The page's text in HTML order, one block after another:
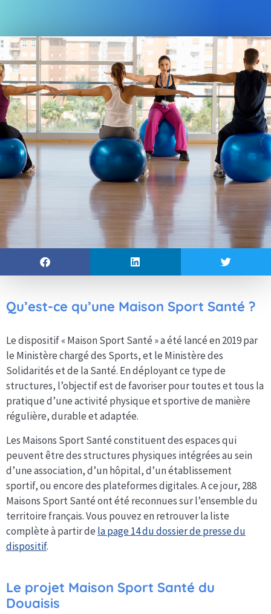
Qu’est-ce qu’une Maison Sport Santé ?
Le dispositif « Maison Sport Santé » a été lancé en 2019 par
le Ministère chargé des Sports, et le Ministère des
Solidarités et de la Santé. En déployant ce type de
structures, l’objectif est de favoriser pour toutes et tous la
pratique d’une activité physique et sportive de manière
régulière, durable et adaptée.
Les Maisons Sport Santé constituent des espaces qui
peuvent être des structures physiques intégrées au sein
d’une association, d’un hôpital, d’un établissement
sportif, ou encore des plateformes digitales. A ce jour, 288
Maisons Sport Santé ont été reconnues sur l’ensemble du
territoire français. Vous pouvez en retrouver la liste
complète à partir de la page 14 du dossier de presse du
dispositif.
Le projet Maison Sport Santé du
Douaisis